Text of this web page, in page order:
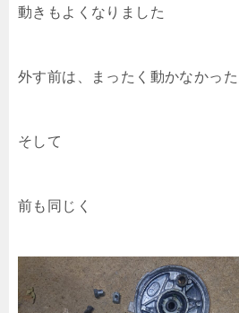
動きもよくなりました
外す前は、まったく動かなかった
そして
前も同じく